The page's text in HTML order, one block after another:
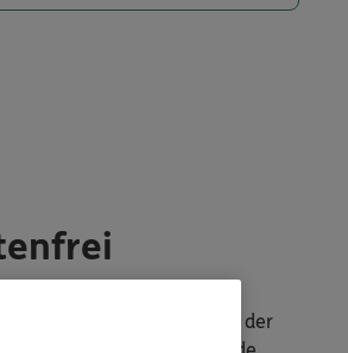
. Bitte achten Sie bei der